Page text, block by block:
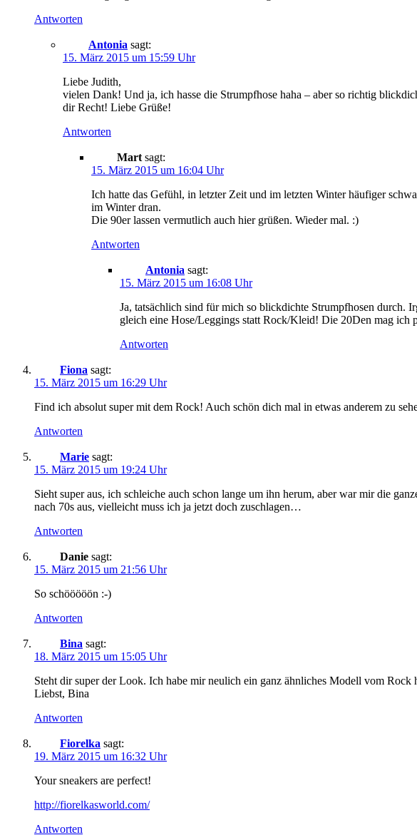
Antworten
Antonia sagt:
15. März 2015 um 15:59 Uhr
Liebe Judith,
vielen Dank! Und ja, ich hasse die Strumpfhose haha – aber so richtig
dir Recht! Liebe Grüße!
Antworten
Mart sagt:
15. März 2015 um 16:04 Uhr
Ich hatte das Gefühl, in letzter Zeit und im letzten Winter häufiger
im Winter dran.
Die 90er lassen vermutlich auch hier grüßen. Wieder mal. :)
Antworten
Antonia sagt:
15. März 2015 um 16:08 Uhr
Ja, tatsächlich sind für mich so blickdichte Strumpfhosen durch.
gleich eine Hose/Leggings statt Rock/Kleid! Die 20Den mag ich
Antworten
Fiona sagt:
15. März 2015 um 16:29 Uhr
Find ich absolut super mit dem Rock! Auch schön dich mal in etwas anderem zu
Antworten
Marie sagt:
15. März 2015 um 19:24 Uhr
Sieht super aus, ich schleiche auch schon lange um ihn herum, aber war mir die
nach 70s aus, vielleicht muss ich ja jetzt doch zuschlagen…
Antworten
Danie sagt:
15. März 2015 um 21:56 Uhr
So schööööön :-)
Antworten
Bina sagt:
18. März 2015 um 15:05 Uhr
Steht dir super der Look. Ich habe mir neulich ein ganz ähnliches Modell vom Rock
Liebst, Bina
Antworten
Fiorelka sagt:
19. März 2015 um 16:32 Uhr
Your sneakers are perfect!
http://fiorelkasworld.com/
Antworten